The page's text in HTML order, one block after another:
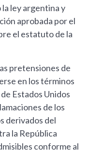
la ley argentina y
aprobada por el
el estatuto de la
pretensiones de
en los términos
Estados Unidos
de los
derivados del
la República
conforme al